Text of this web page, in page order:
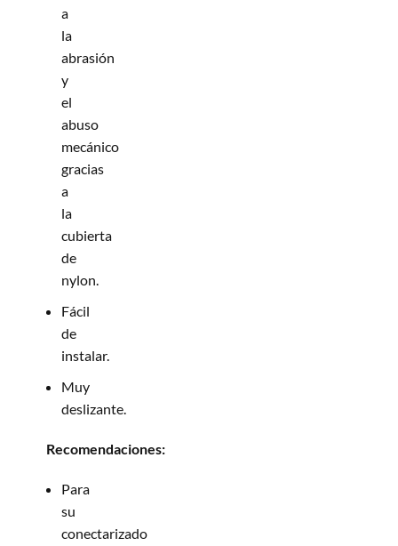
a
la
abrasión
y
el
abuso
mecánico
gracias
a
la
cubierta
de
nylon.
Fácil
de
instalar.
Muy
deslizante.
Recomendaciones:
Para
su
conectarizado